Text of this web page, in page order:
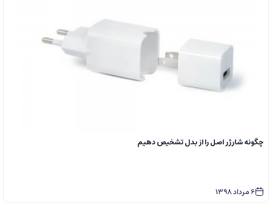
چگونه شارژر اصل را از بدل تشخیص دهیم
6مرداد1398